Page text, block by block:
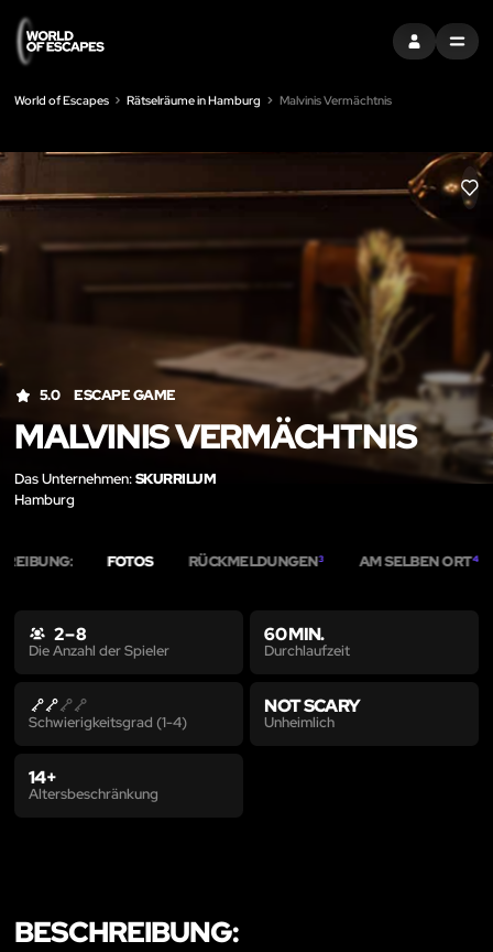
EINTRAGEN
MENU
World of Escapes Rätselräume in Hamburg Malvinis Vermächtnis
LIKE
5.0 ESCAPE GAME
MALVINIS VERMÄCHTNIS
Das Unternehmen:SKURRILUM
Hamburg
FOTOS RÜCKMELDUNGEN3 AM SELBEN ORT4
2 – 8
Die Anzahl der Spieler
60 MIN.
Durchlaufzeit
Schwierigkeitsgrad (1-4)
NOT SCARY
Unheimlich
14+
Altersbeschränkung
BESCHREIBUNG: